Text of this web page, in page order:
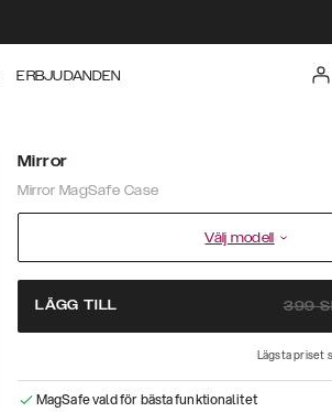
ERBJUDANDEN
Mirror
Mirror MagSafe Case
Välj modell
LÄGG TILL 399
Lägsta priset
MagSafe vald för bästa funktionalitet